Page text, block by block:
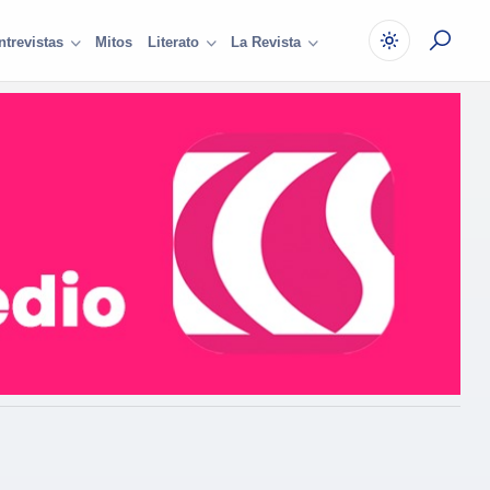
Mitos Literato La Revista